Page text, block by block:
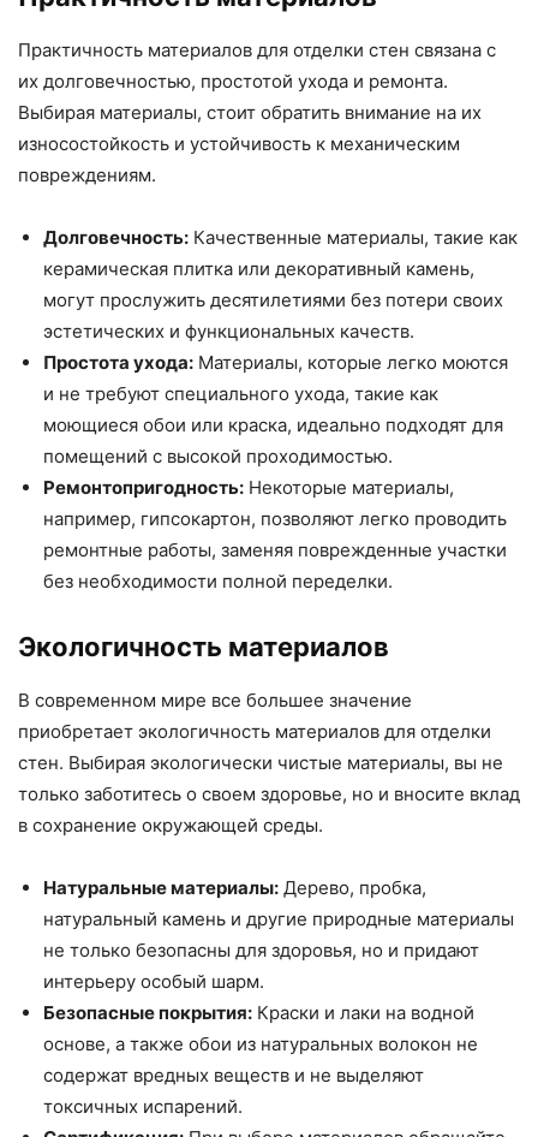
Практичность материалов для отделки стен связана с
их долговечностью, простотой ухода и ремонта.
Выбирая материалы, стоит обратить внимание на их
износостойкость и устойчивость к механическим
повреждениям.
Долговечность: Качественные материалы, такие как
керамическая плитка или декоративный камень,
могут прослужить десятилетиями без потери своих
эстетических и функциональных качеств.
Простота ухода: Материалы, которые легко моются
и не требуют специального ухода, такие как
моющиеся обои или краска, идеально подходят для
помещений с высокой проходимостью.
Ремонтопригодность: Некоторые материалы,
например, гипсокартон, позволяют легко проводить
ремонтные работы, заменяя поврежденные участки
без необходимости полной переделки.
Экологичность материалов
В современном мире все большее значение
приобретает экологичность материалов для отделки
стен. Выбирая экологически чистые материалы, вы не
только заботитесь о своем здоровье, но и вносите вклад
в сохранение окружающей среды.
Натуральные материалы: Дерево, пробка,
натуральный камень и другие природные материалы
не только безопасны для здоровья, но и придают
интерьеру особый шарм.
Безопасные покрытия: Краски и лаки на водной
основе, а также обои из натуральных волокон не
содержат вредных веществ и не выделяют
токсичных испарений.